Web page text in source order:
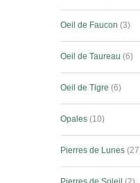
Oeil de Faucon 3
Oeil de Taureau 6
Oeil de Tigre 6
Opales 10
Pierres de Lunes 27